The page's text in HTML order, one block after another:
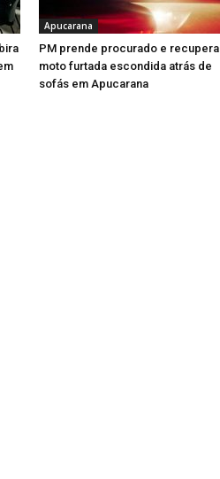
Apucarana
PM prende procurado e recupera
moto furtada escondida atrás de
sofás em Apucarana